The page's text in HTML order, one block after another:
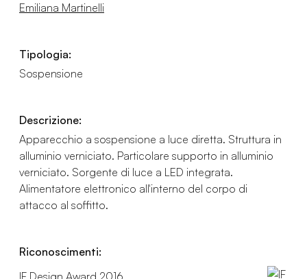
Emiliana Martinelli
Tipologia:
Sospensione
Descrizione:
Apparecchio a sospensione a luce diretta. Struttura in
alluminio verniciato. Particolare supporto in alluminio
verniciato. Sorgente di luce a LED integrata.
Alimentatore elettronico all'interno del corpo di
attacco al soffitto.
Riconoscimenti:
IF Design Award 2016